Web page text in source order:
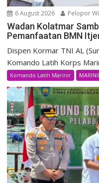
6 August 2026 Pelopor
Wadan Kolatmar
Pemanfaatan BMN
Dispen Kormar TNI AL
Komando Latih Korps
Komando Latih Marinir